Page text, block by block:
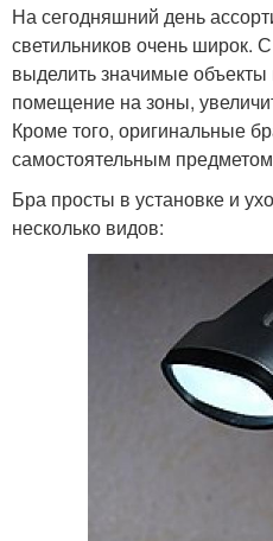
На сегодняшний день
светильников очень
выделить значимые объекты
помещение на зоны,
Кроме того, оригинальные
самостоятельным
Бра просты в установке и
несколько видов: